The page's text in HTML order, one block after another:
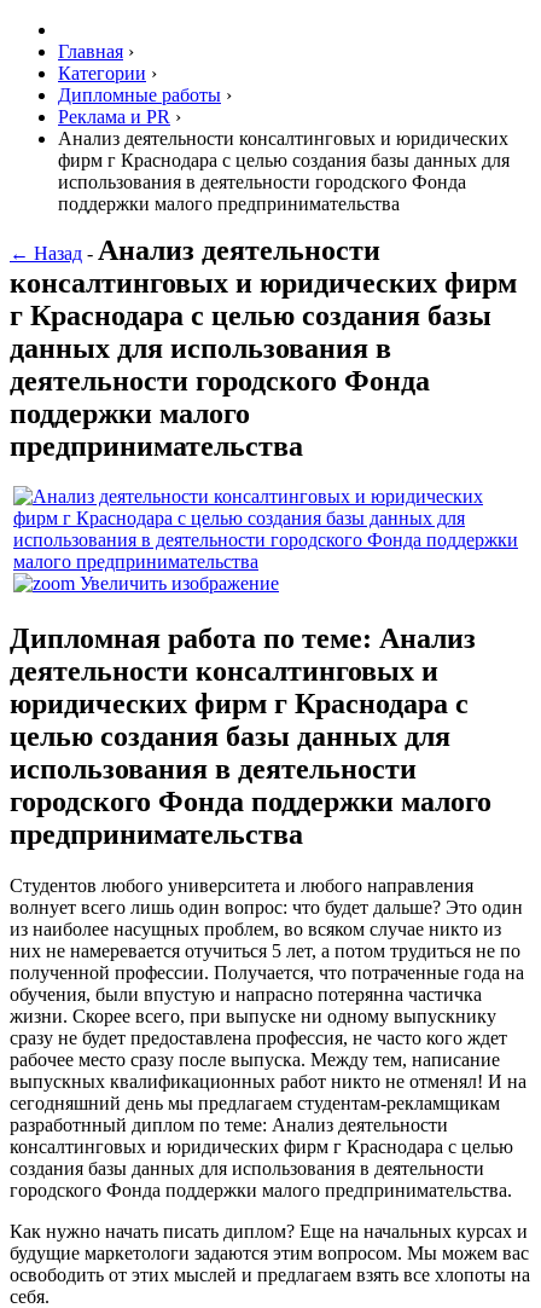
Главная ›
Категории ›
Дипломные работы ›
Реклама и PR ›
Анализ деятельности консалтинговых и юридических
фирм г Краснодара с целью создания базы данных для
использования в деятельности городского Фонда
поддержки малого предпринимательства
← Назад - Анализ деятельности
консалтинговых и юридических фирм
г Краснодара с целью создания базы
данных для использования в
деятельности городского Фонда
поддержки малого
предпринимательства
Увеличить изображение
Дипломная работа по теме: Анализ
деятельности консалтинговых и
юридических фирм г Краснодара с
целью создания базы данных для
использования в деятельности
городского Фонда поддержки малого
предпринимательства
Студентов любого университета и любого направления
волнует всего лишь один вопрос: что будет дальше? Это один
из наиболее насущных проблем, во всяком случае никто из
них не намеревается отучиться 5 лет, а потом трудиться не по
полученной профессии. Получается, что потраченные года на
обучения, были впустую и напрасно потерянна частичка
жизни. Скорее всего, при выпуске ни одному выпускнику
сразу не будет предоставлена профессия, не часто кого ждет
рабочее место сразу после выпуска. Между тем, написание
выпускных квалификационных работ никто не отменял! И на
сегодняшний день мы предлагаем студентам-рекламщикам
разработнный диплом по теме: Анализ деятельности
консалтинговых и юридических фирм г Краснодара с целью
создания базы данных для использования в деятельности
городского Фонда поддержки малого предпринимательства.
Как нужно начать писать диплом? Еще на начальных курсах и
будущие маркетологи задаются этим вопросом. Мы можем вас
освободить от этих мыслей и предлагаем взять все хлопоты на
себя.